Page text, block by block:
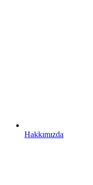
Hakkımızda